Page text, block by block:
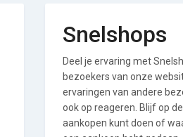
Snelshops
Deel je ervaring met
bezoekers van onze
ervaringen van andere
ook op reageren. Blijf op
aankopen kunt doen of